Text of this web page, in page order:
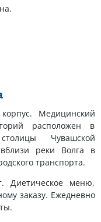
Медицинский
расположен в
Чувашской
реки Волга в
транспорта.
Диетическое меню,
заказу. Ежедневно